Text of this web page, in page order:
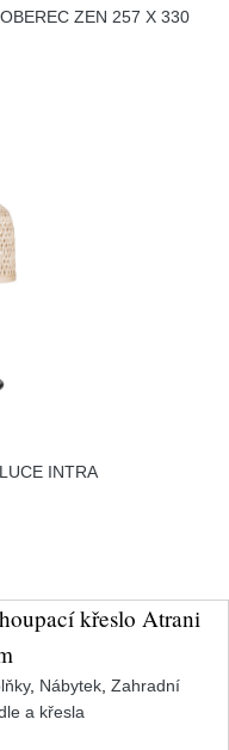
ZEN 257 X 330
INTRA
křeslo Atrani
, Nábytek, Zahradní
a křesla